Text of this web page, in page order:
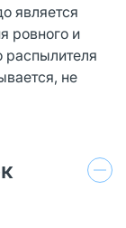
является
ровного и
распылителя
не